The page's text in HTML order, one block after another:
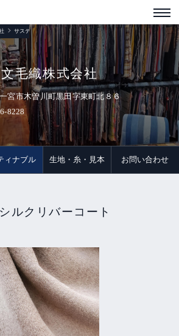
毛織株式会社
宮市木曽川町黒田字東町北８６
8228
サスティナブル
ィナブル 生地・糸・見本 お問い合わせ
ルクリバーコート